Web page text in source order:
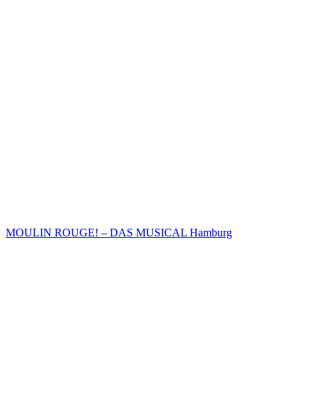
MOULIN ROUGE! – DAS MUSICAL Hamburg